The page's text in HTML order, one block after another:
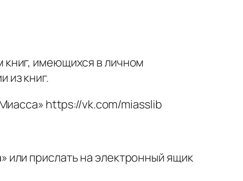
книг, имеющихся в личном
из книг.
https://vk.com/miasslib
или прислать на электронный ящик